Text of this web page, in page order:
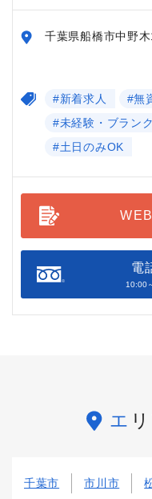
千葉県船橋市中野
#新着求人
#無
#未経験・ブラン
#土日のみOK
電
10:00
千葉市 市川市